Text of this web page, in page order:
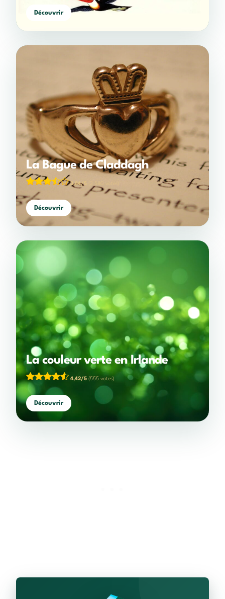
Découvrir
La Bague de Claddagh
3,84/5
Découvrir
La couleur verte en Irlande
4,42/5 (555 votes)
Découvrir